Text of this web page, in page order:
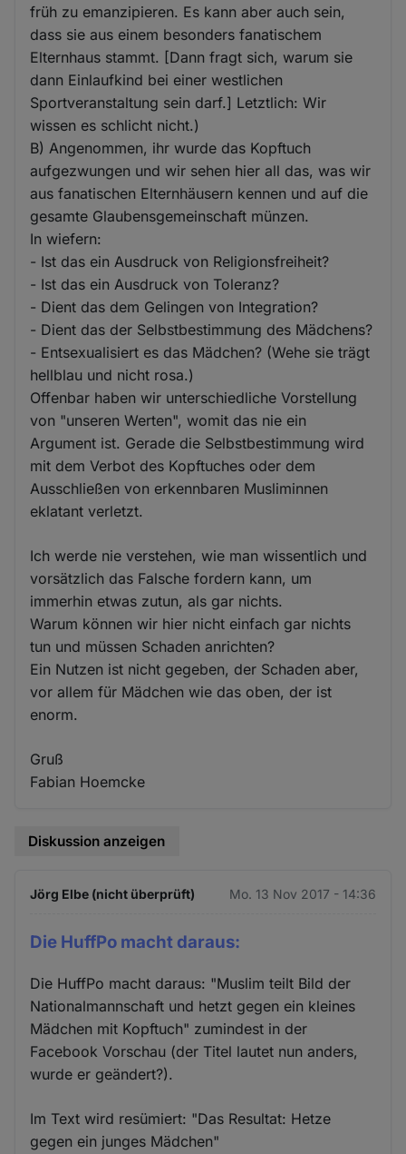
früh zu emanzipieren. Es kann aber auch sein,
dass sie aus einem besonders fanatischem
Elternhaus stammt. [Dann fragt sich, warum sie
dann Einlaufkind bei einer westlichen
Sportveranstaltung sein darf.] Letztlich: Wir
wissen es schlicht nicht.)
B) Angenommen, ihr wurde das Kopftuch
aufgezwungen und wir sehen hier all das, was wir
aus fanatischen Elternhäusern kennen und auf die
gesamte Glaubensgemeinschaft münzen.
In wiefern:
- Ist das ein Ausdruck von Religionsfreiheit?
- Ist das ein Ausdruck von Toleranz?
- Dient das dem Gelingen von Integration?
- Dient das der Selbstbestimmung des Mädchens?
- Entsexualisiert es das Mädchen? (Wehe sie trägt
hellblau und nicht rosa.)
Offenbar haben wir unterschiedliche Vorstellung
von "unseren Werten", womit das nie ein
Argument ist. Gerade die Selbstbestimmung wird
mit dem Verbot des Kopftuches oder dem
Ausschließen von erkennbaren Musliminnen
eklatant verletzt.
Ich werde nie verstehen, wie man wissentlich und
vorsätzlich das Falsche fordern kann, um
immerhin etwas zutun, als gar nichts.
Warum können wir hier nicht einfach gar nichts
tun und müssen Schaden anrichten?
Ein Nutzen ist nicht gegeben, der Schaden aber,
vor allem für Mädchen wie das oben, der ist
enorm.
Gruß
Fabian Hoemcke
Diskussion anzeigen
Jörg Elbe (nicht überprüft) Mo. 13 Nov 2017 - 14:36
Die HuffPo macht daraus:
Die HuffPo macht daraus: "Muslim teilt Bild der
Nationalmannschaft und hetzt gegen ein kleines
Mädchen mit Kopftuch" zumindest in der
Facebook Vorschau (der Titel lautet nun anders,
wurde er geändert?).
Im Text wird resümiert: "Das Resultat: Hetze
gegen ein junges Mädchen"